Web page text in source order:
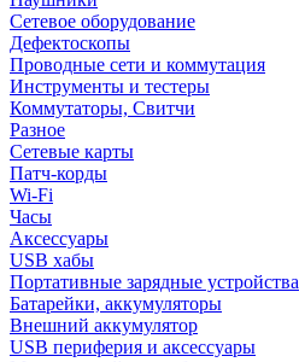
Сетевое оборудование
Дефектоскопы
Проводные сети и коммутация
Инструменты и тестеры
Коммутаторы, Свитчи
Разное
Сетевые карты
Патч-корды
Wi-Fi
Часы
Аксессуары
USB хабы
Портативные зарядные устройства
Батарейки, аккумуляторы
Внешний аккумулятор
USB периферия и аксессуары